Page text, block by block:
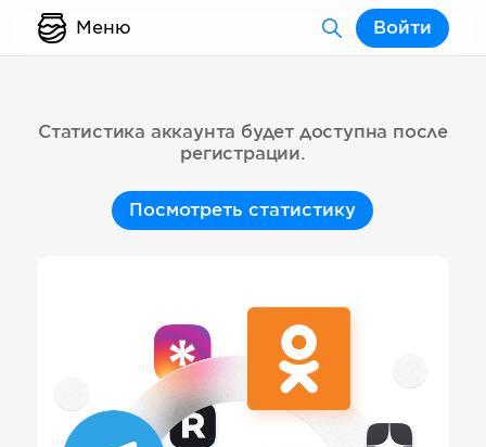
Меню Войти
Статистика аккаунта будет доступна после
регистрации.
Посмотреть статистику